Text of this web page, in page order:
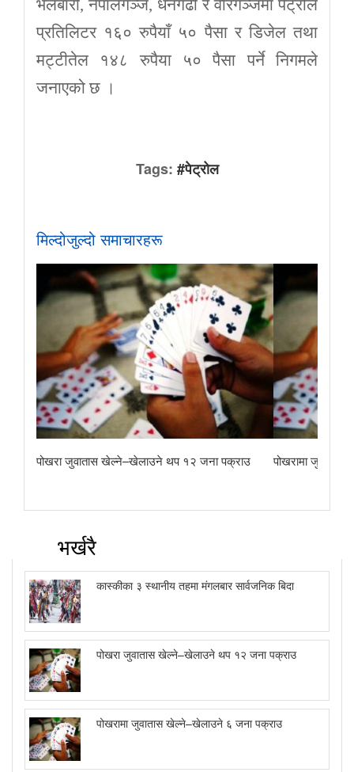
भलबारी, नेपालगञ्ज, धनगढी र वीरगञ्जमा पेट्रोल
प्रतिलिटर १६० रुपैयाँ ५० पैसा र डिजेल तथा
मट्टीतेल १४८ रुपैया ५० पैसा पर्ने निगमले
जनाएको छ ।
Tags: #पेट्रोल
मिल्दोजुल्दो समाचारहरू
पोखरा जुवातास खेल्ने–खेलाउने थप १२ जना पक्राउ पोखरामा
भर्खरै
कास्कीका ३ स्थानीय तहमा मंगलबार सार्वजनिक बिदा
पोखरा जुवातास खेल्ने–खेलाउने थप १२ जना पक्राउ
पोखरामा जुवातास खेल्ने–खेलाउने ६ जना पक्राउ